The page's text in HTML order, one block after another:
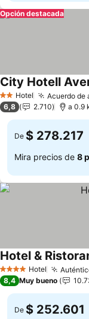
Opción destacada
2 Estrellas
Hotel Acuerdo de
City Hotell
6,8 2.710 a 0.9
De $ 278.217
Mira precios de 8
4 EstrellasHotel
Hotel &
8,4 Muy bueno
De $ 252.601